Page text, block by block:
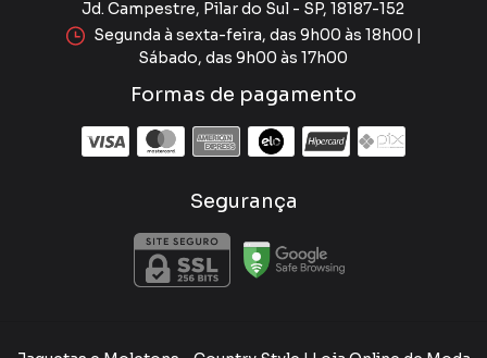
Jd. Campestre, Pilar do Sul - SP, 18187-152
Segunda à sexta-feira, das 9h00 às 18h00 |
Sábado, das 9h00 às 17h00
Formas de pagamento
Segurança